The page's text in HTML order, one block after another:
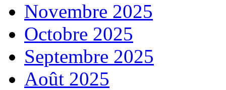
Novembre 2025
Octobre 2025
Septembre 2025
Août 2025